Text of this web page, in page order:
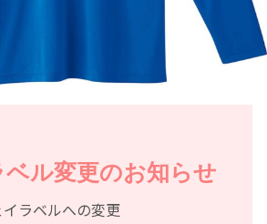
ル変更のお知らせ
ラベルへの変更